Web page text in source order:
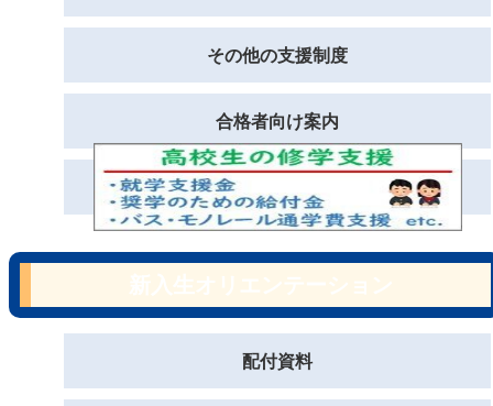
その他の支援制度
合格者向け案内
配付資料